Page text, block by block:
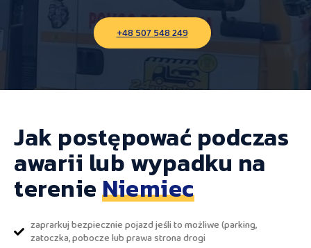
+48 507 548 249
Jak postępować podczas
awarii lub wypadku na
terenieNiemiec
zaprarkuj bezpiecznie pojazd jeśli to możliwe (parking,
zatoczka, pobocze lub prawa strona drogi